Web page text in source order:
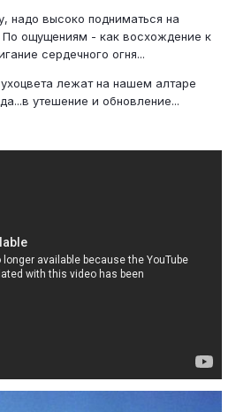
надо высоко подниматься на
По ощущениям - как восхождение к
сердечного огня...
лежат на нашем алтаре
утешение и обновление...